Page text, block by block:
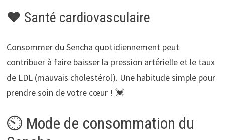
❤️ Santé cardiovasculaire
Consommer du Sencha quotidiennement peut
contribuer à faire baisser la pression artérielle et le taux
de LDL (mauvais cholestérol). Une habitude simple pour
prendre soin de votre cœur ! 💓
⏲️ Mode de consommation du